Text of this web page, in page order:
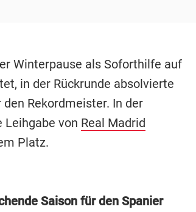
Winterpause als Soforthilfe auf
in der Rückrunde absolvierte
Rekordmeister. In der
Leihgabe von Real Madrid
Platz.
Saison für den Spanier